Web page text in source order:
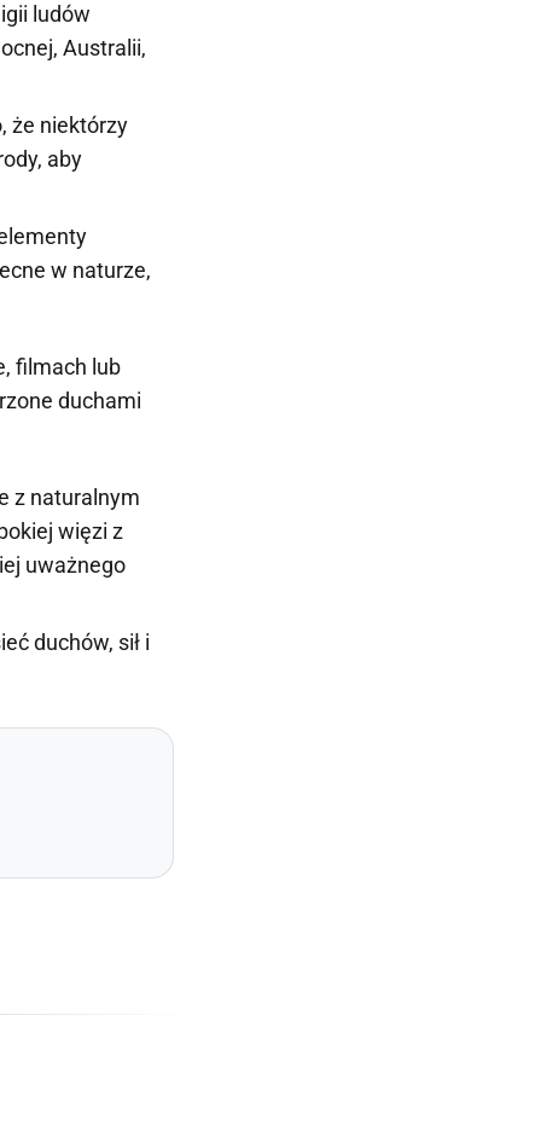
ludów
Australii,
że niektórzy
aby
w naturze,
filmach lub
duchami
z naturalnym
więzi z
uważnego
duchów, sił i